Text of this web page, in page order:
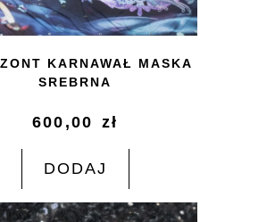
KARNAWAŁ MASKA
SREBRNA
600,00 zł
DODAJ